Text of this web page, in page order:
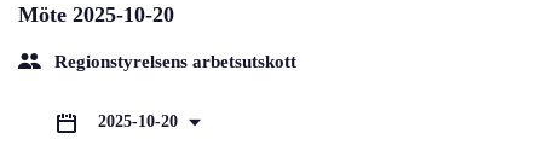
Möte 2025-10-20
Regionstyrelsens arbetsutskott
2025-10-20